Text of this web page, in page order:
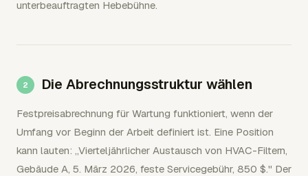
unterbeauftragten Hebebühne.
Die Abrechnungsstruktur wählen
Festpreisabrechnung für Wartung funktioniert, wenn der
Umfang vor Beginn der Arbeit definiert ist. Eine Position
kann lauten: „Vierteljährlicher Austausch von HVAC-Filtern,
Gebäude A, 5. März 2026, feste Servicegebühr, 850 $." Der